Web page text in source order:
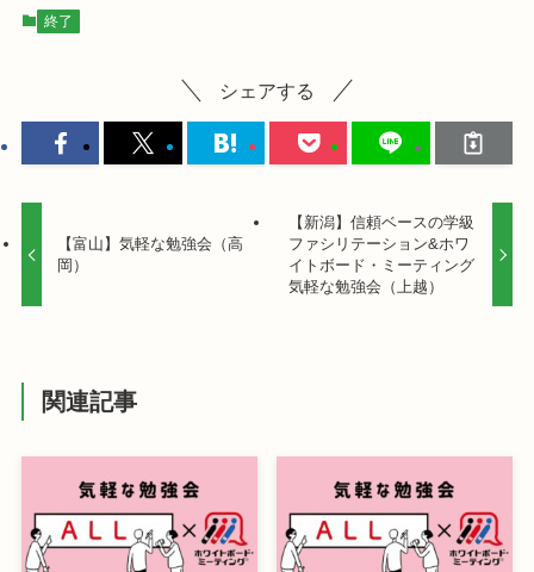
終了
シェアする
【富山】気軽な勉強会（高
岡）
【新潟】信頼ベースの学級
ファシリテーション&ホワ
イトボード・ミーティング
気軽な勉強会（上越）
関連記事